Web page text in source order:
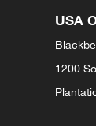
USA
1200